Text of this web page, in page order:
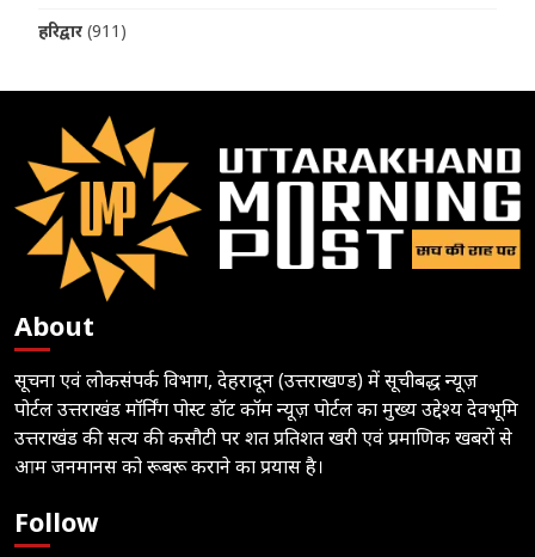
हरिद्वार (911)
About
सूचना एवं लोकसंपर्क विभाग, देहरादून (उत्तराखण्ड) में सूचीबद्ध न्यूज़
पोर्टल उत्तराखंड मॉर्निंग पोस्ट डॉट कॉम न्यूज़ पोर्टल का मुख्य उद्देश्य देवभूमि
उत्तराखंड की सत्य की कसौटी पर शत प्रतिशत खरी एवं प्रमाणिक खबरों से
आम जनमानस को रूबरू कराने का प्रयास है।
Follow